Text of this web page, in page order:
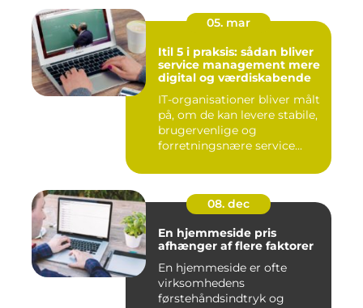
05. mar
Itil 5 i praksis: sådan bliver
service management mere
digital og værdiskabende
IT-organisationer bliver målt
på, om de kan levere stabile,
brugervenlige og
forretningsnære service...
08. dec
En hjemmeside pris
afhænger af flere faktorer
En hjemmeside er ofte
virksomhedens
førstehåndsindtryk og